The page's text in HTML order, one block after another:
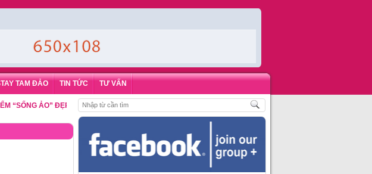
TAM ĐẢO TIN TỨC TƯ VẤN
ẢO” ĐẸP NHẤT CHO DU KHÁCH ĐẶT PHÒNG HOMESTAY BIỂN HẠ LONG – 5 ĐỊA ĐIỂM ĐƯỢC LÒNG